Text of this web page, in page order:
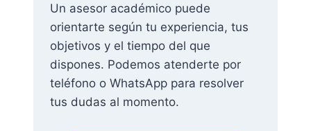
Un asesor académico puede
orientarte según tu experiencia, tus
objetivos y el tiempo del que
dispones. Podemos atenderte por
teléfono o WhatsApp para resolver
tus dudas al momento.